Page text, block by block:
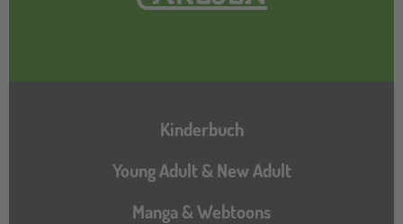
Hauptnavigation
Kinderbuch
Young Adult & New Adult
Manga & Webtoons